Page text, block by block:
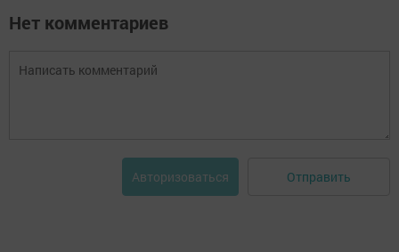
Нет комментариев
Авторизоваться Отправить